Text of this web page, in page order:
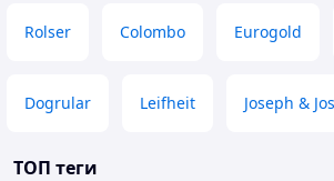
Rolser Colombo Eurogold
Dogrular Leifheit Joseph &
ТОП теги